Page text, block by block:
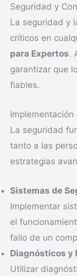
Seguridad y
La seguridad y
críticos en
para Expertos.
garantizar que
fiables.
La seguridad
tanto a las
estrategias
Sistemas de
Implementar
el
fallo de un
Diagnósticos y
Utilizar